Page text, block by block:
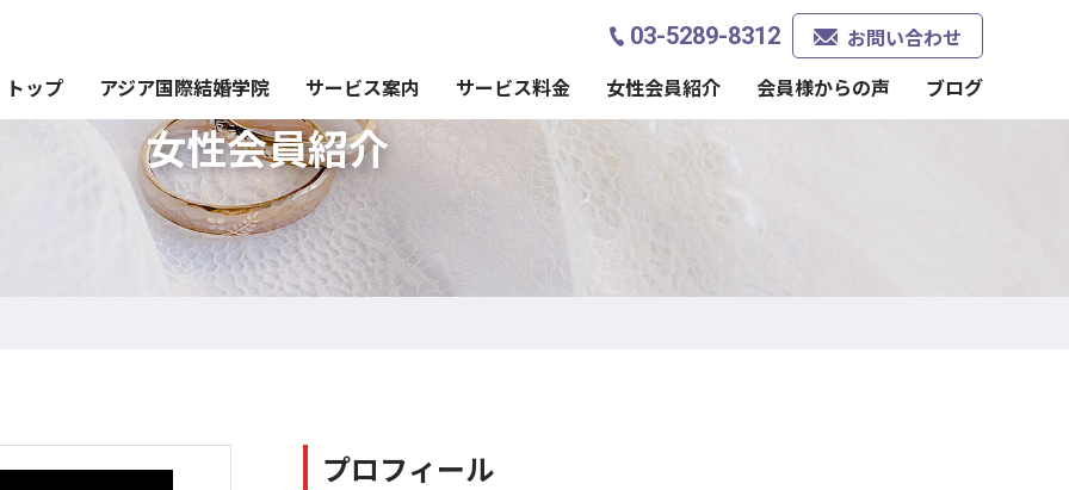
03-5289-8312
お問い合わせ
トップ
アジア国際結婚学院 サービス案内 サービス料金 女性会員紹介 会員様からの声 ブログ
女性会員紹介
プロフィール